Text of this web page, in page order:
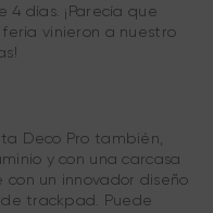
días. ¡Parecía que
vinieron a nuestro
Deco Pro también,
y con una carcasa
un innovador diseño
trackpad. Puede